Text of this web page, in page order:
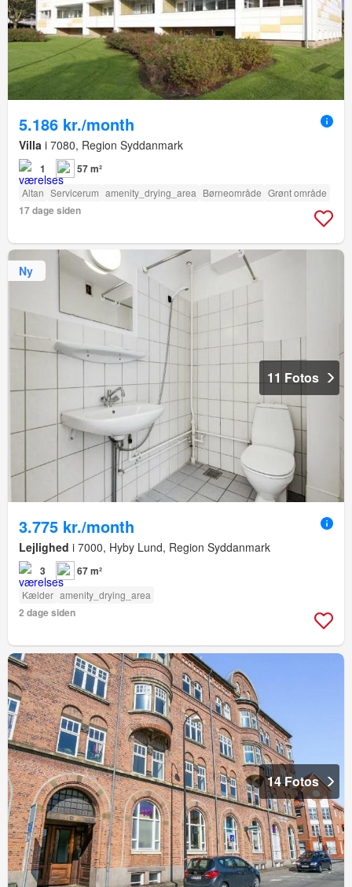
5.186 kr./month
Villa i 7080, Region Syddanmark
1 57 m²
Altan Servicerum amenity_drying_area Børneområde Grønt område
17 dage siden
Ny
11 Fotos
3.775 kr./month
Lejlighed i 7000, Hyby Lund, Region Syddanmark
3 67 m²
Kælder amenity_drying_area
2 dage siden
14 Fotos